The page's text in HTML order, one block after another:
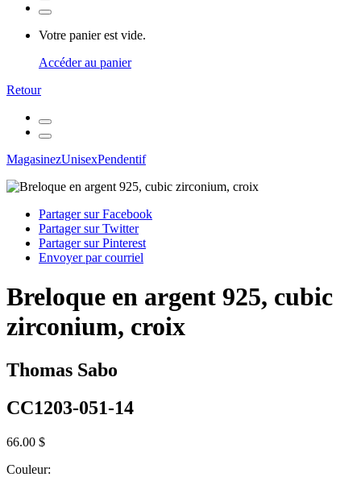
Votre panier est vide.
Accéder au panier
Retour
MagasinezUnisexPendentif
Partager sur Facebook
Partager sur Twitter
Partager sur Pinterest
Envoyer par courriel
Breloque en argent 925, cubic
zirconium, croix
Thomas Sabo
CC1203-051-14
66.00 $
Couleur: